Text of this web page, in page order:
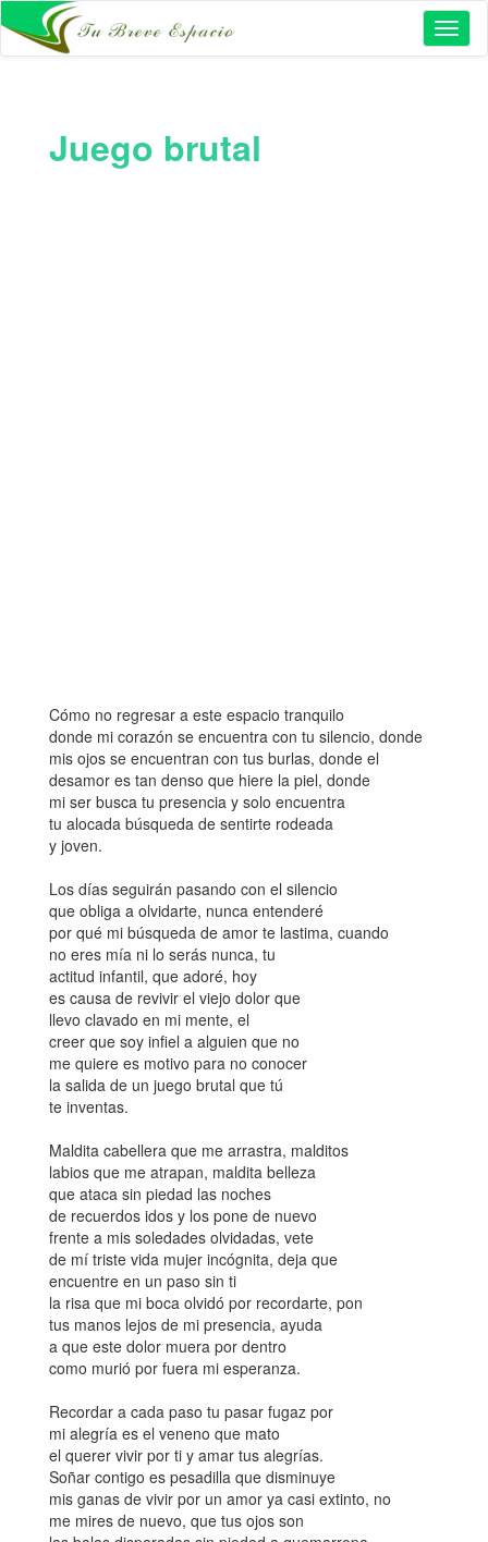
Juego brutal
Cómo no regresar a este espacio tranquilo
donde mi corazón se encuentra con tu silencio, donde
mis ojos se encuentran con tus burlas, donde el
desamor es tan denso que hiere la piel, donde
mi ser busca tu presencia y solo encuentra
tu alocada búsqueda de sentirte rodeada
y joven.
Los días seguirán pasando con el silencio
que obliga a olvidarte, nunca entenderé
por qué mi búsqueda de amor te lastima, cuando
no eres mía ni lo serás nunca, tu
actitud infantil, que adoré, hoy
es causa de revivir el viejo dolor que
llevo clavado en mi mente, el
creer que soy infiel a alguien que no
me quiere es motivo para no conocer
la salida de un juego brutal que tú
te inventas.
Maldita cabellera que me arrastra, malditos
labios que me atrapan, maldita belleza
que ataca sin piedad las noches
de recuerdos idos y los pone de nuevo
frente a mis soledades olvidadas, vete
de mí triste vida mujer incógnita, deja que
encuentre en un paso sin ti
la risa que mi boca olvidó por recordarte, pon
tus manos lejos de mi presencia, ayuda
a que este dolor muera por dentro
como murió por fuera mi esperanza.
Recordar a cada paso tu pasar fugaz por
mi alegría es el veneno que mato
el querer vivir por ti y amar tus alegrías.
Soñar contigo es pesadilla que disminuye
mis ganas de vivir por un amor ya casi extinto, no
me mires de nuevo, que tus ojos son